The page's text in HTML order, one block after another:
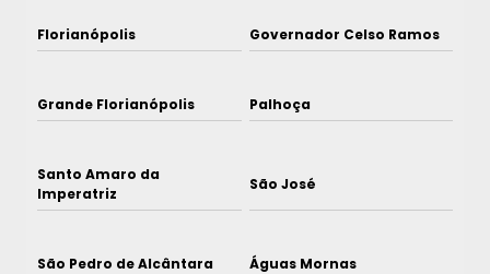
Florianópolis Governador Celso Ramos
Grande Florianópolis Palhoça
Santo Amaro da
Imperatriz
São José
São Pedro de Alcântara Águas Mornas